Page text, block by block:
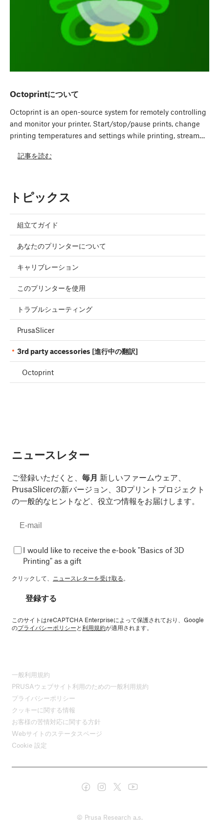
Octoprintについて
Octoprint is an open-source system for remotely controlling
and monitor your printer. Start/stop/pause prints, change
printing temperatures and settings while printing, stream…
記事を読む
トピックス
組立てガイド
あなたのプリンターについて
キャリブレーション
このプリンターを使用
トラブルシューティング
PrusaSlicer
3rd party accessories [進行中の翻訳]
Octoprint
ニュースレター
ご登録いただくと、 毎月 新しいファームウェア、
PrusaSlicerの新バージョン、3Dプリントプロジェクト
の一般的なヒントなど、役立つ情報をお届けします。
I would like to receive the e-book "Basics of 3D
Printing" as a gift
クリックして、 ニュースレターを受け取る。
登録する
このサイトはreCAPTCHA Enterpriseによって保護されており、Google
のプライバシーポリシーと利用規約が適用されます。
一般利用規約
PRUSAウェブサイト利用のための一般利用規約
プライバシーポリシー
クッキーに関する情報
お客様の苦情対応に関する方針
Webサイトのステータスページ
Cookie 設定
© Prusa Research a.s.